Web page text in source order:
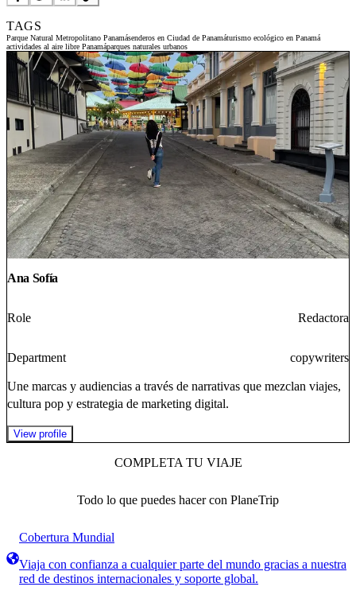
TAGS
Parque Natural Metropolitano Panamásenderos en Ciudad de Panamáturismo ecológico en Panamá
actividades al aire libre Panamáparques naturales urbanos
Ana Sofía
Role Redactora
Department copywriters
Une marcas y audiencias a través de narrativas que mezclan viajes,
cultura pop y estrategia de marketing digital.
View profile
COMPLETA TU VIAJE
Todo lo que puedes hacer con PlaneTrip
Cobertura Mundial
Viaja con confianza a cualquier parte del mundo gracias a nuestra
red de destinos internacionales y soporte global.